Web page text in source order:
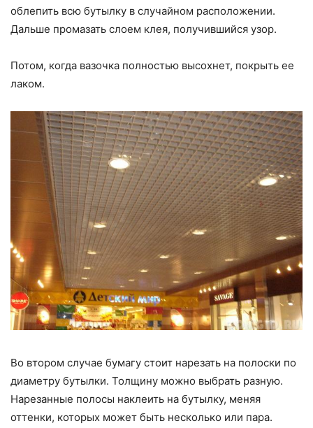
облепить всю бутылку в случайном расположении.
Дальше промазать слоем клея, получившийся узор.
Потом, когда вазочка полностью высохнет, покрыть ее
лаком.
Во втором случае бумагу стоит нарезать на полоски по
диаметру бутылки. Толщину можно выбрать разную.
Нарезанные полосы наклеить на бутылку, меняя
оттенки, которых может быть несколько или пара.